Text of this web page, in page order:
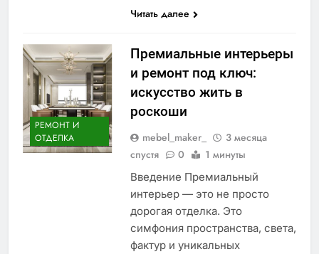
Читать далее
РЕМОНТ И
ОТДЕЛКА
Премиальные интерьеры
и ремонт под ключ:
искусство жить в
роскоши
mebel_maker_
3 месяца
спустя
0 1 минуты
Введение Премиальный
интерьер — это не просто
дорогая отделка. Это
симфония пространства, света,
фактур и уникальных